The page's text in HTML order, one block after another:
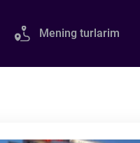
Mening turlarim